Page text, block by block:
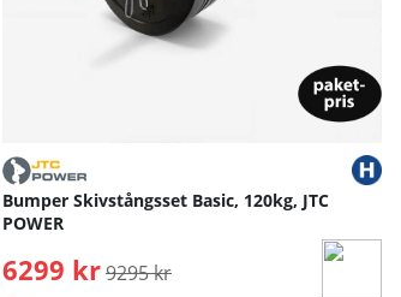
Bumper Skivstångsset Basic, 120kg, JTC
POWER
6299 kr Ordinarie pris:
9295 kr